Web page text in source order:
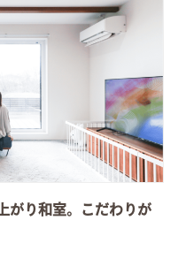
がり和室。こだわりが